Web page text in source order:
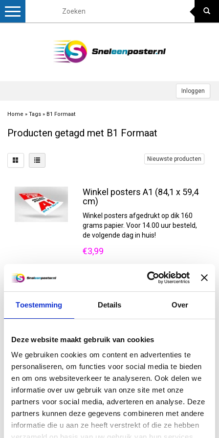
Toestemming Details Over
Deze website maakt gebruik van cookies
We gebruiken cookies om content en advertenties te
personaliseren, om functies voor social media te bieden
en om ons websiteverkeer te analyseren. Ook delen we
informatie over uw gebruik van onze site met onze
partners voor social media, adverteren en analyse. Deze
partners kunnen deze gegevens combineren met andere
informatie die u aan ze heeft verstrekt of die ze hebben
Inloggen
Toggle
Home » Tags » B1 Formaat
Producten getagd met B1 Formaat
Nieuwste producten
Winkel posters A1 (84,1 x 59,4
cm)
Winkel posters afgedrukt op dik 160
grams papier. Voor 14.00 uur besteld,
de volgende dag in huis!
€3,99
Informatie
Winkel posters B1 (100 x 70
Winkel posters B1 formaat afgedrukt
op dik 160 grams papier. Voor 14.00 uur
besteld, de volgende dag in huis !
€6,50
Vergelijk